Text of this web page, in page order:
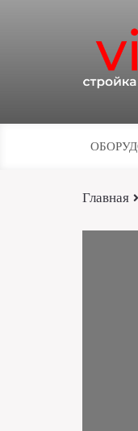
Главная